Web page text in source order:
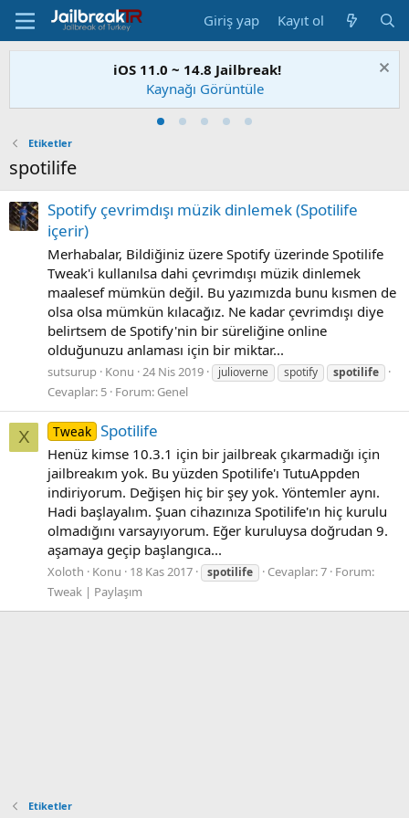
Giriş yap Kayıt ol
iOS 11.0 ~ 14.8 Jailbreak!
Kaynağı Görüntüle
Etiketler
spotilife
Spotify çevrimdışı müzik dinlemek (Spotilife
içerir)
Merhabalar, Bildiğiniz üzere Spotify üzerinde Spotilife
Tweak'i kullanılsa dahi çevrimdışı müzik dinlemek
maalesef mümkün değil. Bu yazımızda bunu kısmen de
olsa olsa mümkün kılacağız. Ne kadar çevrimdışı diye
belirtsem de Spotify'nin bir süreliğine online
olduğunuzu anlaması için bir miktar...
sutsurup Konu 24 Nis 2019 julioverne spotify spotilife
Cevaplar: 5 Forum: Genel
X Tweak Spotilife
Henüz kimse 10.3.1 için bir jailbreak çıkarmadığı için
jailbreakım yok. Bu yüzden Spotilife'ı TutuAppden
indiriyorum. Değişen hiç bir şey yok. Yöntemler aynı.
Hadi başlayalım. Şuan cihazınıza Spotilife'ın hiç kurulu
olmadığını varsayıyorum. Eğer kuruluysa doğrudan 9.
aşamaya geçip başlangıca...
Xoloth Konu 18 Kas 2017 spotilife Cevaplar: 7 Forum:
Tweak | Paylaşım
Etiketler